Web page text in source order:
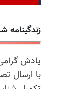
زندگینامه
یادش
با ارسال